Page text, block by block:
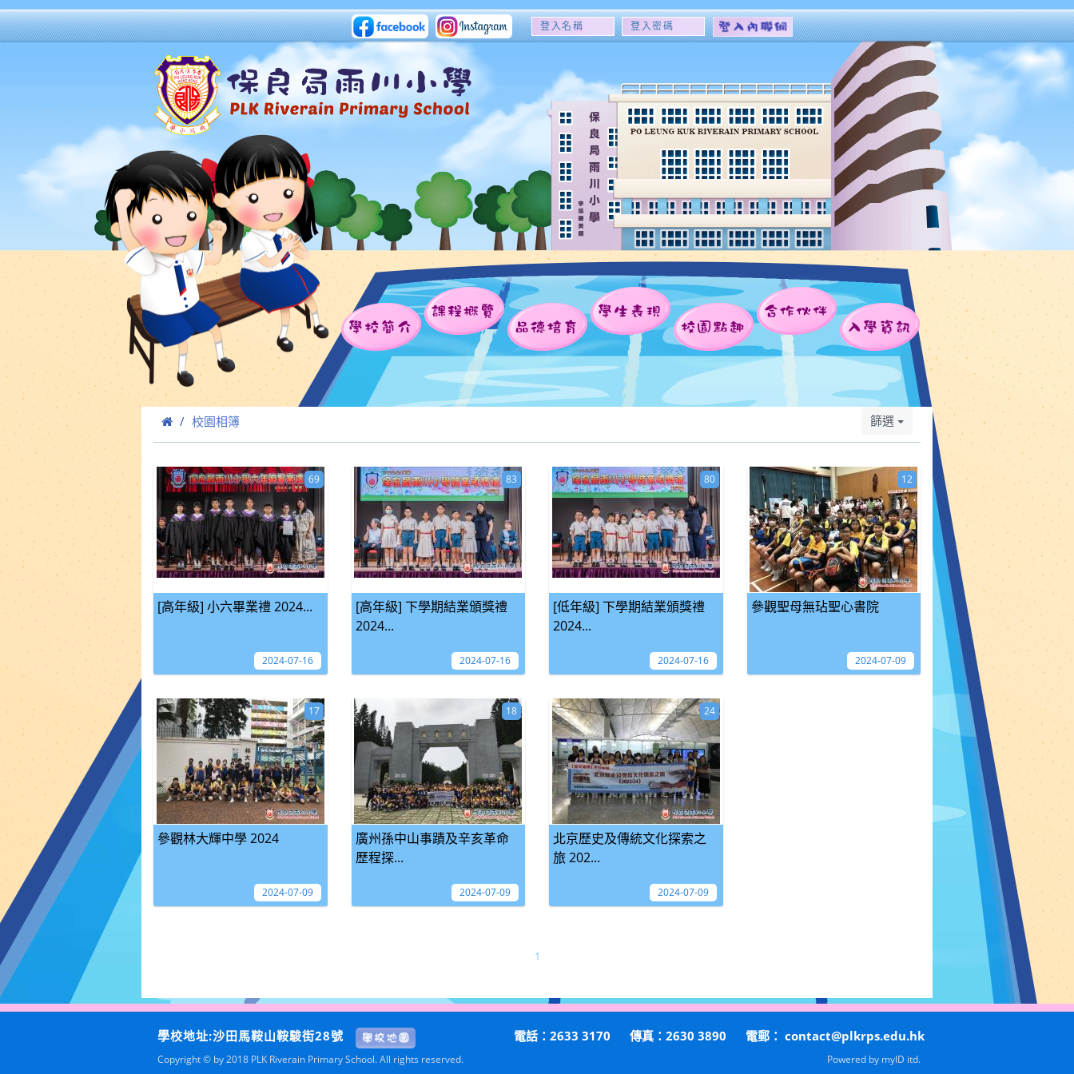
登
名
稱
登
密
碼
學校簡介
課程概覽
品德培育
學生表現
校園點趣
合作伙伴
入學資訊
校園相簿 篩選
[高年級] 小六畢業禮 2024...
69
2024-07-16
[高年級] 下學期結業頒獎禮
2024...
83
2024-07-16
[低年級] 下學期結業頒獎禮
2024...
80
2024-07-16
參觀聖母無玷聖心書院
12
2024-07-09
參觀林大輝中學 2024
17
2024-07-09
廣州孫中山事蹟及辛亥革命
歷程探...
18
2024-07-09
北京歷史及傳統文化探索之
旅 202...
24
2024-07-09
1
學校地址:沙田馬鞍山鞍駿街28號 電話：2633 3170 傳真：2630 3890 電郵： contact@plkrps.edu.hk
Copyright © by 2018 PLK Riverain Primary School. All rights reserved. Powered by myID itd.